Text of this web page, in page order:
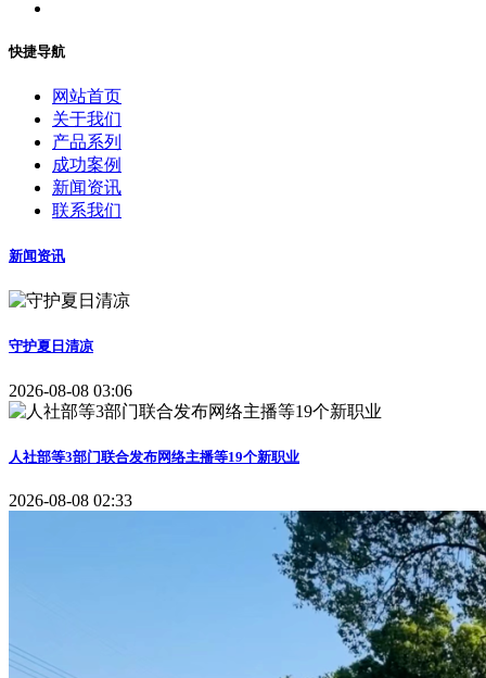
快捷导航
网站首页
关于我们
产品系列
成功案例
新闻资讯
联系我们
新闻资讯
守护夏日清凉
2026-08-08 03:06
人社部等3部门联合发布网络主播等19个新职业
2026-08-08 02:33